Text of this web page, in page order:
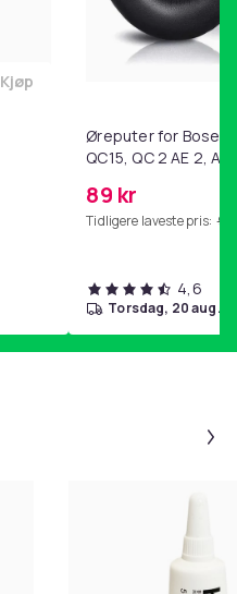
Legg Magetrener, 6-rørs
Kjøp
Øreputer for Bose
QC15, QC 2 AE 2, AE
89 kr
Tidligere laveste pris: 99
4,6
torsdag, 20 aug.